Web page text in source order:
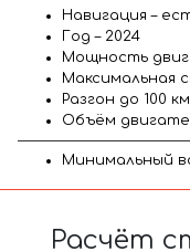
Навигация –
Год – 2024
Мощность
Максимальная
Разгон до 100
Объём
Минимальный
Расчёт